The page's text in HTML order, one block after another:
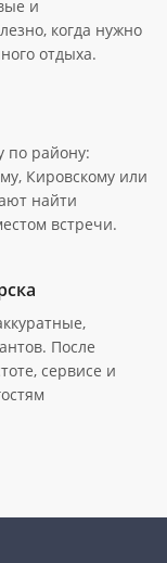
и
когда нужно
отдыха.
по району:
Кировскому или
найти
встречи.
После
сервисе и